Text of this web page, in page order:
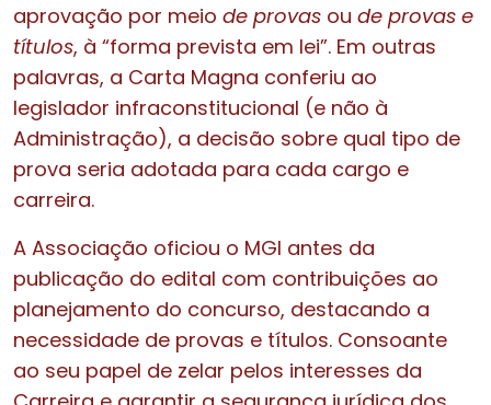
aprovação por meio de provas ou de provas e
títulos, à “forma prevista em lei”. Em outras
palavras, a Carta Magna conferiu ao
legislador infraconstitucional (e não à
Administração), a decisão sobre qual tipo de
prova seria adotada para cada cargo e
carreira.
A Associação oficiou o MGI antes da
publicação do edital com contribuições ao
planejamento do concurso, destacando a
necessidade de provas e títulos. Consoante
ao seu papel de zelar pelos interesses da